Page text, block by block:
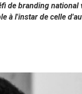
de branding
à l'instar de celle